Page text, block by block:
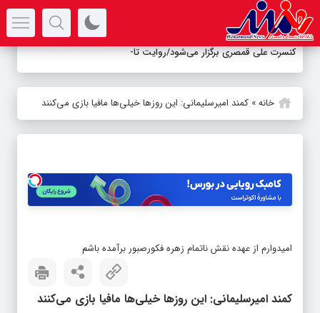
کنسرت علی قمصری برگزار می‌شود/روایت تازه‌ای ا_
خانه» کمند امیرسلیمانی: این روزها خیلی‌ها مافیا بازی می‌کنند
امیدوارم از عهده‌ نقش ناتمام زهره فکورصبور برآمده باشم
کمند امیرسلیمانی: این روزها خیلی‌ها مافیا بازی می‌کنند